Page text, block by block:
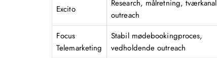
Excito
Research, målretning, tværkanal
outreach
Focus
Telemarketing
Stabil mødebookingproces,
vedholdende outreach